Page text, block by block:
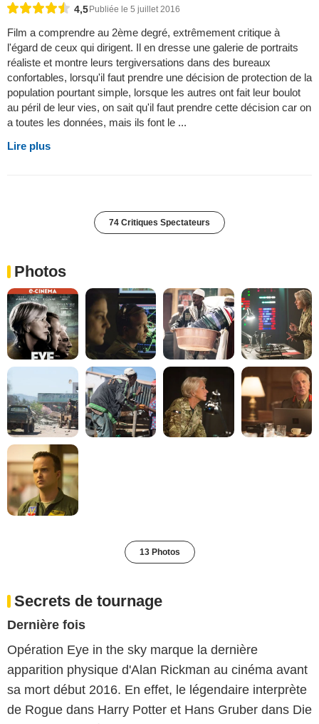
4,5 Publiée le 5 juillet 2016
Film a comprendre au 2ème degré, extrêmement critique à
l'égard de ceux qui dirigent. Il en dresse une galerie de portraits
réaliste et montre leurs tergiversations dans des bureaux
confortables, lorsqu'il faut prendre une décision de protection de la
population pourtant simple, lorsque les autres ont fait leur boulot
au péril de leur vies, on sait qu'il faut prendre cette décision car on
a toutes les données, mais ils font le ...
Lire plus
74 Critiques Spectateurs
Photos
13 Photos
Secrets de tournage
Dernière fois
Opération Eye in the sky marque la dernière
apparition physique d'Alan Rickman au cinéma avant
sa mort début 2016. En effet, le légendaire interprète
de Rogue dans Harry Potter et Hans Gruber dans Die